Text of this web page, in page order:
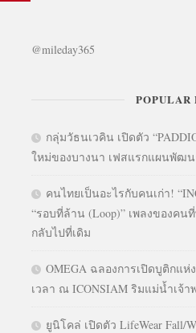
@mileday365
POPULAR
กลุ่มวัธนเวคิน เปิดตัว
ใหม่ของบางนา เฟสแรกแผนพัฒน
คนไทยเป็นอะไรกับคนเก่า!
“รอบที่ล้าน (Loop)” เพลงของค
กลับไปที่เดิม
OMEGA ฉลองการเปิดบูติกแห่
เวลา ณ ICONSIAM ริมแม่น้ำเจ้า
ยูนิโคล่ เปิดตัว LifeWear Fall/